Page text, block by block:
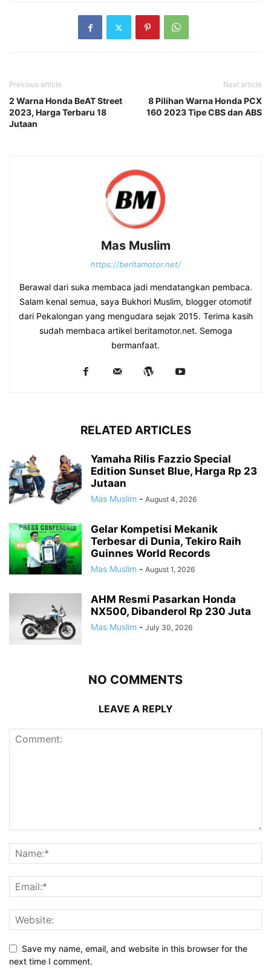
Previous article
2 Warna Honda BeAT Street
2023, Harga Terbaru 18
Jutaan
Next article
8 Pilihan Warna Honda PCX
160 2023 Tipe CBS dan ABS
Mas Muslim
https://beritamotor.net/
Berawal dari suka membaca jadi mendatangkan pembaca.
Salam kenal semua, saya Bukhori Muslim, blogger otomotif
dari Pekalongan yang mengudara sejak 2015. Terima kasih
sudah membaca artikel beritamotor.net. Semoga
bermanfaat.
RELATED ARTICLES
Yamaha Rilis Fazzio Special
Edition Sunset Blue, Harga Rp 23
Jutaan
Mas Muslim - August 4, 2026
Gelar Kompetisi Mekanik
Terbesar di Dunia, Tekiro Raih
Guinnes World Records
Mas Muslim - August 1, 2026
AHM Resmi Pasarkan Honda
NX500, Dibanderol Rp 230 Juta
Mas Muslim - July 30, 2026
NO COMMENTS
LEAVE A REPLY
Save my name, email, and website in this browser for the
next time I comment.